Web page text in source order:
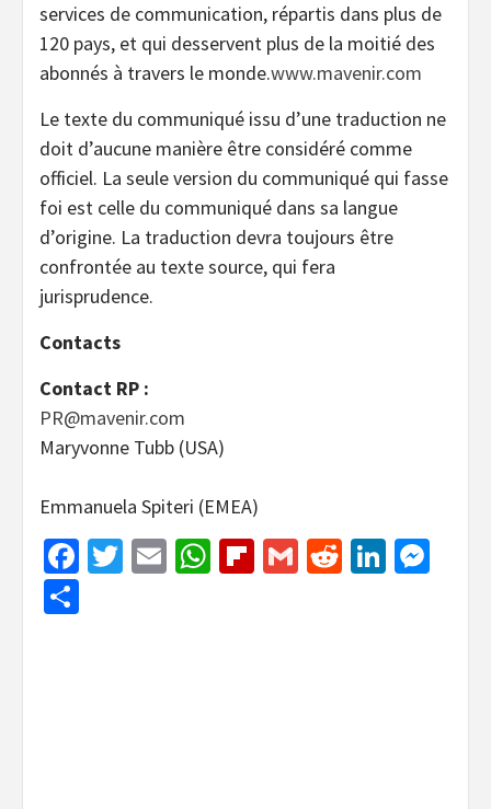
services de communication, répartis dans plus de
120 pays, et qui desservent plus de la moitié des
abonnés à travers le monde.www.mavenir.com
Le texte du communiqué issu d’une traduction ne
doit d’aucune manière être considéré comme
officiel. La seule version du communiqué qui fasse
foi est celle du communiqué dans sa langue
d’origine. La traduction devra toujours être
confrontée au texte source, qui fera
jurisprudence.
Contacts
Contact RP :
PR@mavenir.com
Maryvonne Tubb (USA)
Emmanuela Spiteri (EMEA)
Facebook
Twitter
EmailWhatsApp
Flipboard
GmailReddit